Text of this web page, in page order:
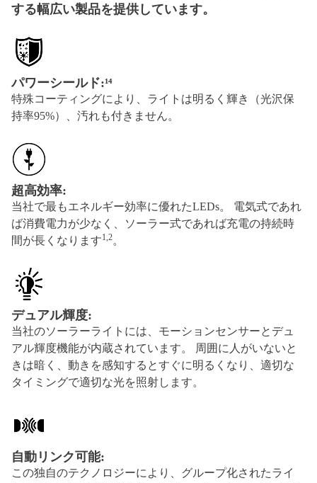
する幅広い製品を提供しています。
パワーシールド:¹⁴
特殊コーティングにより、ライトは明るく輝き（光沢保
持率95%）、汚れも付きません。
超高効率:
当社で最もエネルギー効率に優れたLEDs。 電気式であれ
ば消費電力が少なく、ソーラー式であれば充電の持続時
間が長くなります1,2。
デュアル輝度:
当社のソーラーライトには、モーションセンサーとデュ
アル輝度機能が内蔵されています。 周囲に人がいないと
きは暗く、動きを感知するとすぐに明るくなり、適切な
タイミングで適切な光を照射します。
自動リンク可能:
この独自のテクノロジーにより、グループ化されたライ